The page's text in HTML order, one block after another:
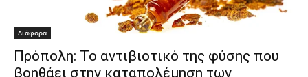
Διάφορα
Πρόπολη: Το αντιβιοτικό της φύσης που
βοηθάει στην καταπολέμηση των